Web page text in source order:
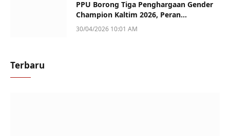
PPU Borong Tiga Penghargaan Gender
Champion Kaltim 2026, Peran
Perempuan Jadi Sorotan
30/04/2026 10:01 AM
Terbaru